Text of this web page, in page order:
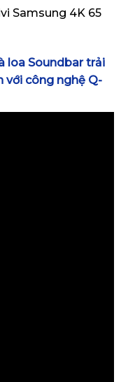
loa Soundbar trải
với công nghệ Q-